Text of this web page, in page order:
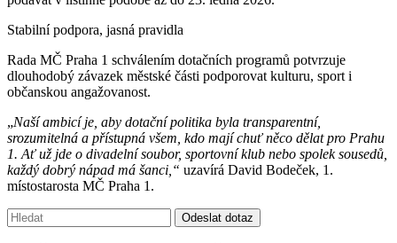
Stabilní podpora, jasná pravidla
Rada MČ Praha 1 schválením dotačních programů potvrzuje
dlouhodobý závazek městské části podporovat kulturu, sport i
občanskou angažovanost.
„Naší ambicí je, aby dotační politika byla transparentní,
srozumitelná a přístupná všem, kdo mají chuť něco dělat pro Prahu
1. Ať už jde o divadelní soubor, sportovní klub nebo spolek sousedů,
každý dobrý nápad má šanci,“ uzavírá David Bodeček, 1.
místostarosta MČ Praha 1.
Vyhledávání:
Odeslat dotaz